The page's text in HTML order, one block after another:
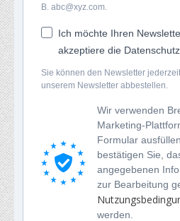
B. abc@xyz.com.
Ich möchte Ihren
akzeptiere die
Sie können den Newsletter
unserem Newsletter abbestellen.
Wir verwenden
Marketing-
Formular
bestätigen Sie,
angegebenen
zur Bearbeitung
werden.